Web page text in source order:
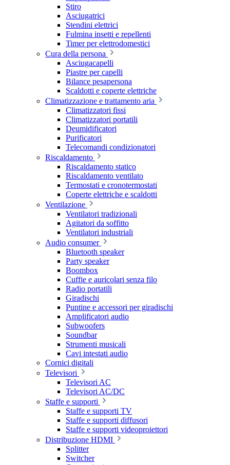
Stiro
Asciugatrici
Stendini elettrici
Fulmina insetti e repellenti
Timer per elettrodomestici
Cura della persona
Asciugacapelli
Piastre per capelli
Bilance pesapersona
Scaldotti e coperte elettriche
Climatizzazione e trattamento aria
Climatizzatori fissi
Climatizzatori portatili
Deumidificatori
Purificatori
Telecomandi condizionatori
Riscaldamento
Riscaldamento statico
Riscaldamento ventilato
Termostati e cronotermostati
Coperte elettriche e scaldotti
Ventilazione
Ventilatori tradizionali
Agitatori da soffitto
Ventilatori industriali
Audio consumer
Bluetooth speaker
Party speaker
Boombox
Cuffie e auricolari senza filo
Radio portatili
Giradischi
Puntine e accessori per giradischi
Amplificatori audio
Subwoofers
Soundbar
Strumenti musicali
Cavi intestati audio
Cornici digitali
Televisori
Televisori AC
Televisori AC/DC
Staffe e supporti
Staffe e supporti TV
Staffe e supporti diffusori
Staffe e supporti videoproiettori
Distribuzione HDMI
Splitter
Switcher